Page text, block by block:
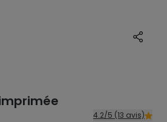
4.2/5 (13 avis)